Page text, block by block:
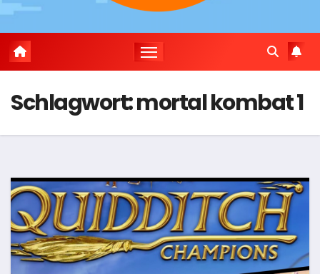
Schlagwort:mortal kombat 1